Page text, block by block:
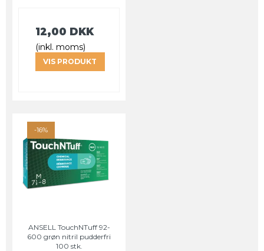
12,00 DKK
(inkl. moms)
VIS PRODUKT
-16%
ANSELL TouchNTuff 92-
600 grøn nitril pudderfri
100 stk.